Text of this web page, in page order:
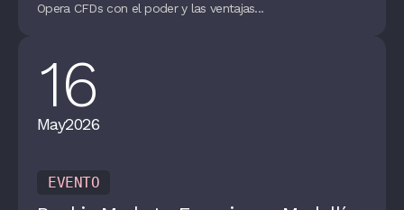
Opera CFDs con el poder y las ventajas...
16
May2026
EVENTO